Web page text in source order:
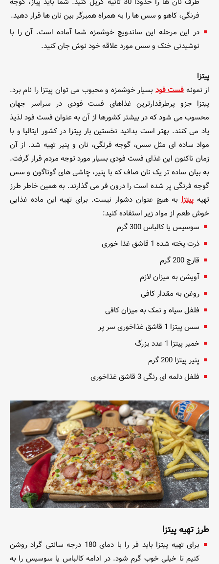
فرنگی، کاهو و سس ها را به همراههمبرگر بین نان ها قرار دهید.
در این مرحله این ساندویچ خوشمزه شما آماده است. آن را با
نوشیدنی خنک و سس مورد علاقه خود نوش جان کنید.
پیتزا
از نمونه فست فودبسیار خوشمزه و محبوب می توان پیتزا را نام برد.
پیتزا جزو پرطرفدارترین غذاهای فست فودی در سراسر جهان
محسوب می شود که در بیشتر کشورها از آن به عنوان فست فود لذیذ
یاد می کنند. بهتر است بدانید نخستین بار پیتزا در کشور ایتالیا و با
مواد ساده ای مثل سس، گوجه فرنگی، نان و پنیر تهیه شد. از آن
زمان تاکنون این غذای فست فودی بسیار مورد توجه مردم قرار گرفت.
به بیان ساده تر یک نان صاف که با پنیر، چاشی های گوناگون و سس
گوجه فرنگی پر شده است را درون فر می گذارند. به همین خاطر طرز
تهیه پیتزا به هیچ عنوان دشوار نیست. برای تهیه این ماده غذایی
خوش طعم از مواد زیر استفاده کنید:
سوسیس یا کالباس 300 گرم
ذرت پخته شده 1 قاشق غذا خوری
قارچ 200 گرم
آویشن به میزان لازم
روغن به مقدار کافی
فلفل سیاه و نمک به میزان کافی
سس پیتزا 1 قاشق غذاخوری سر پر
خمیر پیتزا 1 عدد بزرگ
پنیر پیتزا 200 گرم
فلفل دلمه ای رنگی 3 قاشق غذاخوری
طرز تهیه پیتزا
برای تهیه
پیتزا باید فر را با دمای 180 درجه سانتی گراد روشن
کنیم تا خیلی خوب گرم شود. در ادامه کالباس یا سوسیس را به